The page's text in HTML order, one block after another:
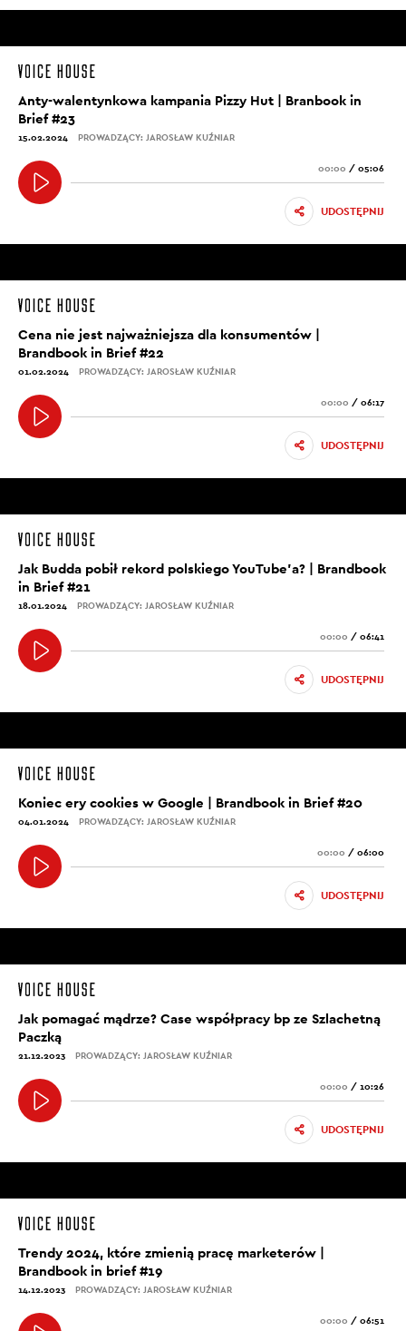
Anty-walentynkowa kampania Pizzy Hut | Branbook in
Brief #23
15.02.2024 PROWADZĄCY: JAROSŁAW KUŹNIAR
00:00 / 05:06
UDOSTĘPNIJ
Cena nie jest najważniejsza dla konsumentów |
Brandbook in Brief #22
01.02.2024 PROWADZĄCY: JAROSŁAW KUŹNIAR
00:00 / 06:17
UDOSTĘPNIJ
Jak Budda pobił rekord polskiego YouTube’a? | Brandbook
in Brief #21
18.01.2024 PROWADZĄCY: JAROSŁAW KUŹNIAR
00:00 / 06:41
UDOSTĘPNIJ
Koniec ery cookies w Google | Brandbook in Brief #20
04.01.2024 PROWADZĄCY: JAROSŁAW KUŹNIAR
00:00 / 06:00
UDOSTĘPNIJ
Jak pomagać mądrze? Case współpracy bp ze Szlachetną
Paczką
21.12.2023 PROWADZĄCY: JAROSŁAW KUŹNIAR
00:00 / 10:26
UDOSTĘPNIJ
Trendy 2024, które zmienią pracę marketerów |
Brandbook in brief #19
14.12.2023 PROWADZĄCY: JAROSŁAW KUŹNIAR
00:00 / 06:51